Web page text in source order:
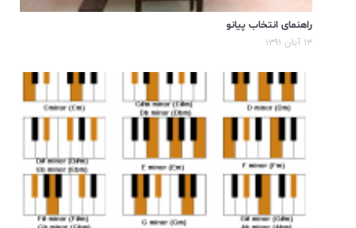
راهنمای انتخاب پیانو
۱۳ آبان ۱۳۹۱